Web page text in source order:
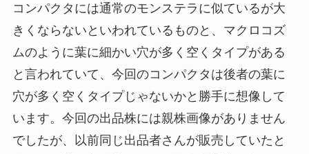
コンパクタには通常のモンステラに似ているが大
きくならないといわれているものと、マクロコズ
ムのように葉に細かい穴が多く空くタイプがある
と言われていて、今回のコンパクタは後者の葉に
穴が多く空くタイプじゃないかと勝手に想像して
います。今回の出品株には親株画像がありません
でしたが、以前同じ出品者さんが販売していたと